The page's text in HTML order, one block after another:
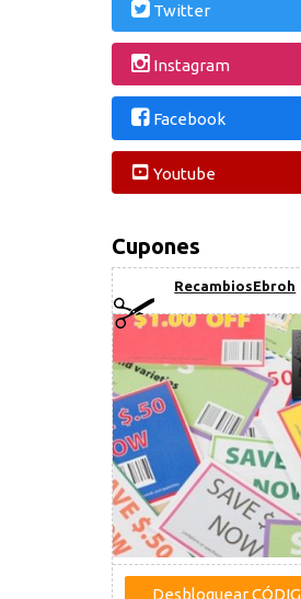
Twitter
Instagram
Facebook
Youtube
Cupones
RecambiosEbroh